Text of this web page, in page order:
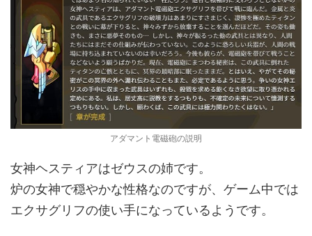
アダマント電磁砲の説明
女神ヘスティアはゼウスの姉です。
炉の女神で穏やかな性格なのですが、ゲーム中では
エクサグリフの使い手になっているようです。